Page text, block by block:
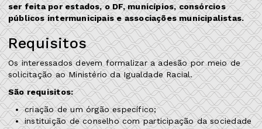
ser feita por estados, o DF, municípios, consórcios
públicos intermunicipais e associações municipalistas.
Requisitos
Os interessados devem formalizar a adesão por meio de
solicitação ao Ministério da Igualdade Racial.
São requisitos:
criação de um órgão específico;
instituição de conselho com participação da sociedade